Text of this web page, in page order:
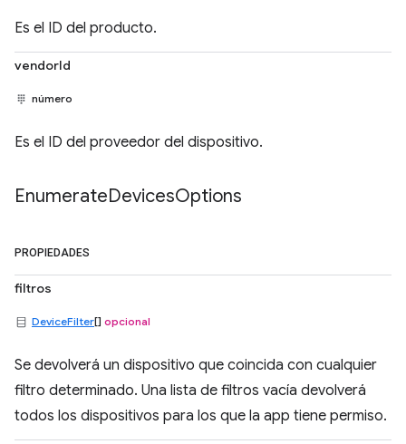
Es el ID del producto.
vendorId
número
Es el ID del proveedor del dispositivo.
EnumerateDevicesOptions
PROPIEDADES
filtros
DeviceFilter[] opcional
Se devolverá un dispositivo que coincida con cualquier
filtro determinado. Una lista de filtros vacía devolverá
todos los dispositivos para los que la app tiene permiso.